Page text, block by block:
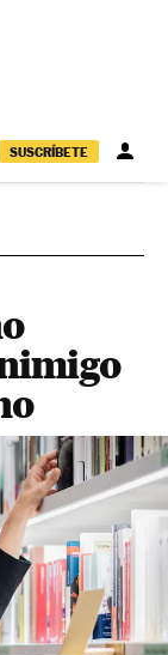
SUSCRÍBETE